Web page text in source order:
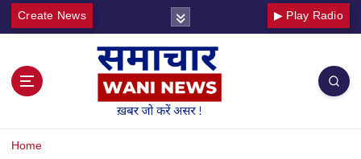
Create News ▶ Play Radio
Home